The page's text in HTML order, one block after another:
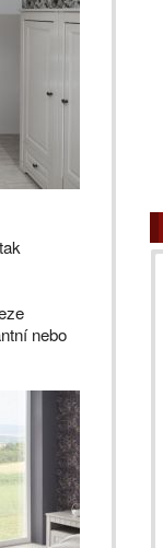
nebo